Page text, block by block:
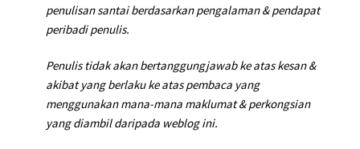
penulisan santai berdasarkan pengalaman & pendapat
peribadi penulis.
Penulis tidak akan bertanggungjawab ke atas kesan &
akibat yang berlaku ke atas pembaca yang
menggunakan mana-mana maklumat & perkongsian
yang diambil daripada weblog ini.